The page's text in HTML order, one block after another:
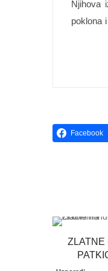
Njihova
poklona
Facebook
ZLATNE